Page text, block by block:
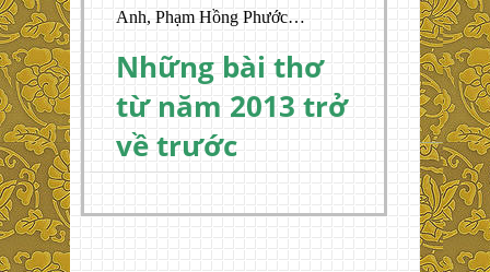
Anh, Phạm Hồng Phước…
Những bài thơ
từ năm 2013 trở
về trước